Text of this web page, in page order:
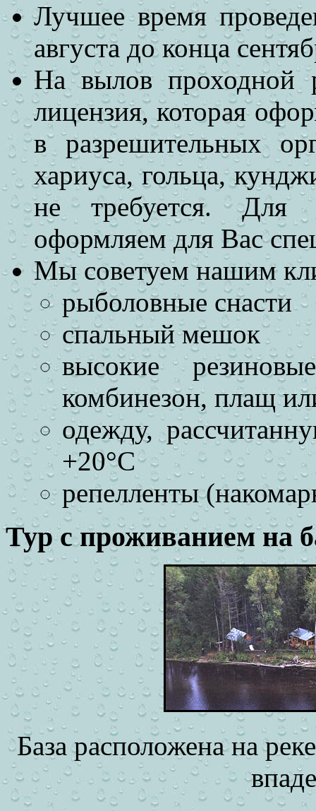
Лучшее время
августа до конца
На вылов проходной
лицензия, которая
в разрешительных
хариуса, гольца,
не требуется. Для
оформляем для Вас
Мы советуем нашим
рыболовные снасти
спальный мешок
высокие
комбинезон, плащ
одежду,
+20°С
репелленты
Тур с проживанием на
База расположена на